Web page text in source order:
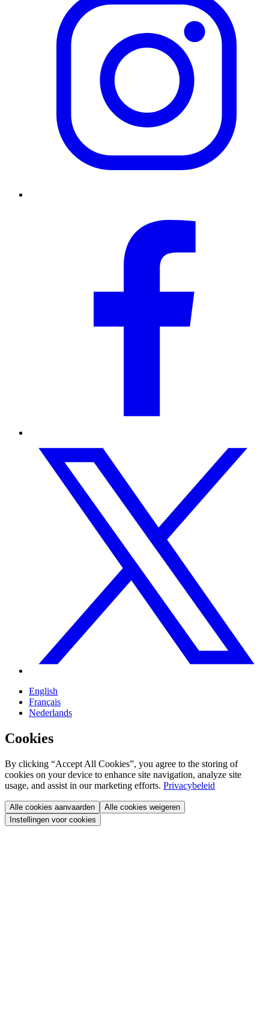
English
Français
Nederlands
Cookies
By clicking “Accept All Cookies”, you agree to the storing of
cookies on your device to enhance site navigation, analyze site
usage, and assist in our marketing efforts. Privacybeleid
Alle cookies aanvaarden
Alle cookies weigeren
Instellingen voor cookies